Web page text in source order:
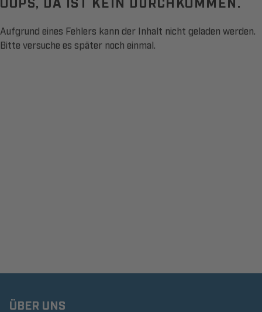
Aufgrund eines Fehlers kann der Inhalt nicht geladen werden.
Bitte versuche es später noch einmal.
ÜBER UNS